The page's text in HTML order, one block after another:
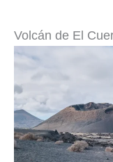
Volcán de El